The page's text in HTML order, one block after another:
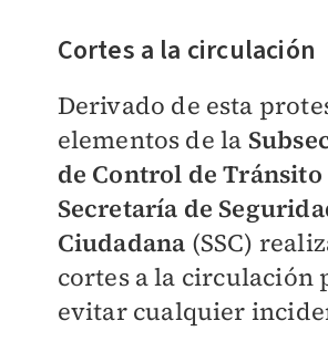
Cortes a la circulación
Derivado de esta
elementos de la
de Control de Tránsito
Secretaría de
Ciudadana (SSC)
cortes a la circulación
evitar cualquier